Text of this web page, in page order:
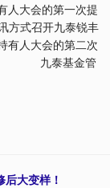
人大会的第一次提
方式召开九泰锐丰
有人大会的第二次
泰基金管
大变样！